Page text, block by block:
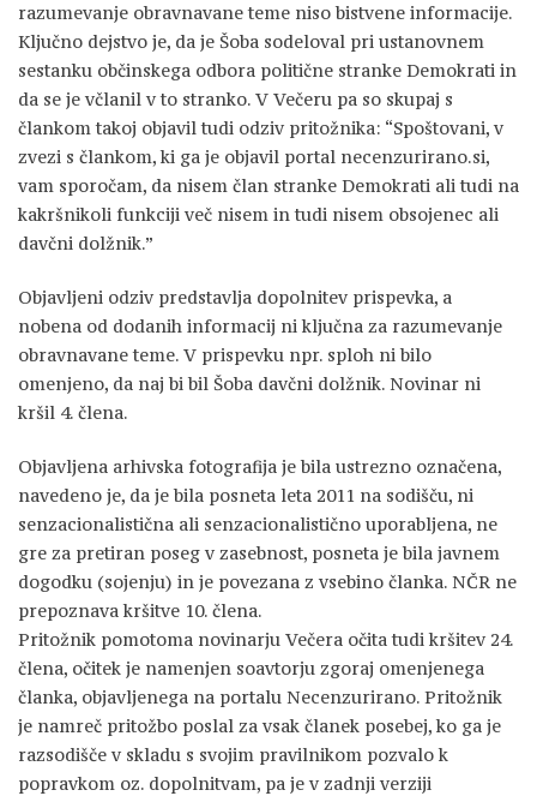
razumevanje obravnavane teme niso bistvene informacije.
Ključno dejstvo je, da je Šoba sodeloval pri ustanovnem
sestanku občinskega odbora politične stranke Demokrati in
da se je včlanil v to stranko. V Večeru pa so skupaj s
člankom takoj objavil tudi odziv pritožnika: “Spoštovani, v
zvezi s člankom, ki ga je objavil portal necenzurirano.si,
vam sporočam, da nisem član stranke Demokrati ali tudi na
kakršnikoli funkciji več nisem in tudi nisem obsojenec ali
davčni dolžnik.”
Objavljeni odziv predstavlja dopolnitev prispevka, a
nobena od dodanih informacij ni ključna za razumevanje
obravnavane teme. V prispevku npr. sploh ni bilo
omenjeno, da naj bi bil Šoba davčni dolžnik. Novinar ni
kršil 4. člena.
Objavljena arhivska fotografija je bila ustrezno označena,
navedeno je, da je bila posneta leta 2011 na sodišču, ni
senzacionalistična ali senzacionalistično uporabljena, ne
gre za pretiran poseg v zasebnost, posneta je bila javnem
dogodku (sojenju) in je povezana z vsebino članka. NČR ne
prepoznava kršitve 10. člena.
Pritožnik pomotoma novinarju Večera očita tudi kršitev 24.
člena, očitek je namenjen soavtorju zgoraj omenjenega
članka, objavljenega na portalu Necenzurirano. Pritožnik
je namreč pritožbo poslal za vsak članek posebej, ko ga je
razsodišče v skladu s svojim pravilnikom pozvalo k
popravkom oz. dopolnitvam, pa je v zadnji verziji